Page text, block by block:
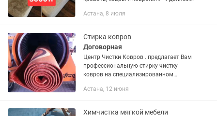
Глубокая чистка. • Используем
Астана, 8 июля
Стирка ковров
Договорная
Центр Чистки Ковров . предлагает Вам
профессиональную стирку чистку
ковров на специализированном
применением профессиональных
компании...
Астана, 12 июня
Химчистка мягкой мебели